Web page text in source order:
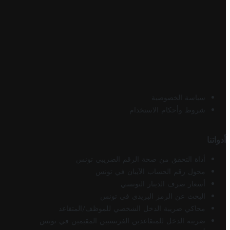
سياسة الخصوصية
شروط وأحكام الاستخدام
أدواتنا
أداة التحقق من صحة الرقم الضريبي تونس
محول رقم الحساب الآيبان في تونس
أسعار صرف الدينار التونسي
البحث عن الرمز البريدي في تونس
محاكي ضريبة الدخل الشخصي للموظف/المتقاعد
ضريبة الدخل للمتقاعدين الفرنسيين المقيمين في تونس